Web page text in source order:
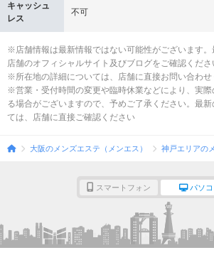
キャッシュ
レス
不可
※店舗情報は最新情報ではない可能性がございます。
店舗のオフィシャルサイト及びブログをご確認くださ
※所在地の詳細については、店舗に直接お問い合わせ
※営業・受付時間の変更や臨時休業などにより、実
る場合がございますので、予めご了承ください。最
ては、店舗に直接ご確認ください
大阪のメンズエステ（メンエス） 神戸エリアの
スマートフォン パソ